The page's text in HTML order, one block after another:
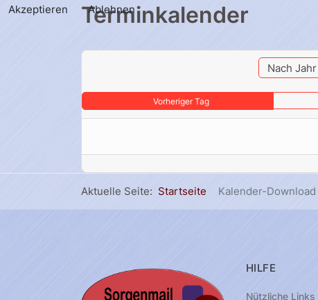
Terminkalender
Nach Jahr
Vorheriger Tag
Aktuelle Seite: Startseite Kalender-Download
HILFE
Nützliche Links
Akzeptieren
Ablehnen